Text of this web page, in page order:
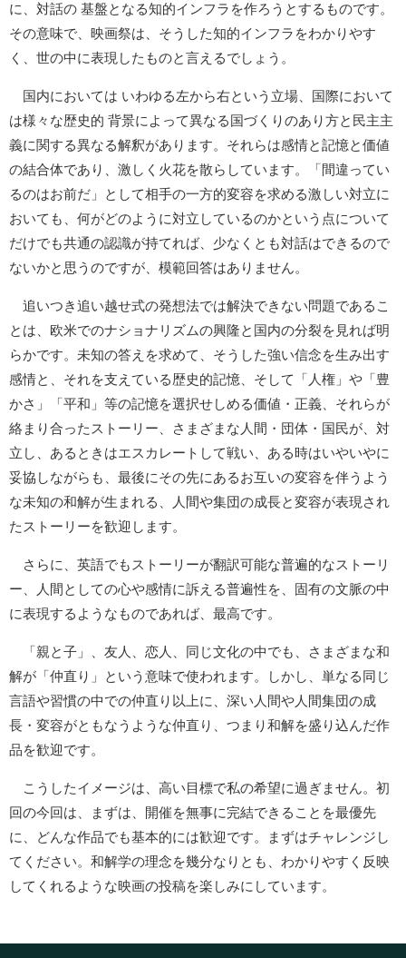
に、対話の 基盤となる知的インフラを作ろうとするものです。
その意味で、映画祭は、そうした知的インフラをわかりやす
く、世の中に表現したものと言えるでしょう。
国内においては いわゆる左から右という立場、国際において
は様々な歴史的 背景によって異なる国づくりのあり方と民主主
義に関する異なる解釈があります。それらは感情と記憶と価値
の結合体であり、激しく火花を散らしています。「間違ってい
るのはお前だ」として相手の一方的変容を求める激しい対立に
おいても、何がどのように対立しているのかという点について
だけでも共通の認識が持てれば、少なくとも対話はできるので
ないかと思うのですが、模範回答はありません。
追いつき追い越せ式の発想法では解決できない問題であるこ
とは、欧米でのナショナリズムの興隆と国内の分裂を見れば明
らかです。未知の答えを求めて、そうした強い信念を生み出す
感情と、それを支えている歴史的記憶、そして「人権」や「豊
かさ」「平和」等の記憶を選択せしめる価値・正義、それらが
絡まり合ったストーリー、さまざまな人間・団体・国民が、対
立し、あるときはエスカレートして戦い、ある時はいやいやに
妥協しながらも、最後にその先にあるお互いの変容を伴うよう
な未知の和解が生まれる、人間や集団の成長と変容が表現され
たストーリーを歓迎します。
さらに、英語でもストーリーが翻訳可能な普遍的なストーリ
ー、人間としての心や感情に訴える普遍性を、固有の文脈の中
に表現するようなものであれば、最高です。
「親と子」、友人、恋人、同じ文化の中でも、さまざまな和
解が「仲直り」という意味で使われます。しかし、単なる同じ
言語や習慣の中での仲直り以上に、深い人間や人間集団の成
長・変容がともなうような仲直り、つまり和解を盛り込んだ作
品を歓迎です。
こうしたイメージは、高い目標で私の希望に過ぎません。初
回の今回は、まずは、開催を無事に完結できることを最優先
に、どんな作品でも基本的には歓迎です。まずはチャレンジし
てください。和解学の理念を幾分なりとも、わかりやすく反映
してくれるような映画の投稿を楽しみにしています。